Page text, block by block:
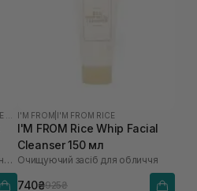
Засіб для делікатного очищення обличчя
I'M FROM I'M FROM RICE
I'M FROM Rice Whip Facial
Cleanser 150 мл
Очищуючий засіб для обличчя
740₴925₴